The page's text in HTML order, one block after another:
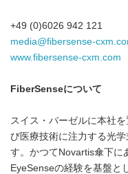
+49 (0)6026 942 121
media@fibersense-
www.fibersense-cxm.com
FiberSenseについて
スイス・バーゼルに本社
び医療技術に注力する光
す。かつてNovartis傘下に
EyeSenseの経験を基盤と